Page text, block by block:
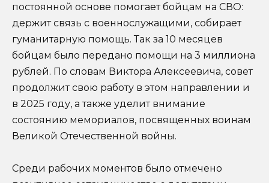
постоянной основе помогает бойцам на СВО:
держит связь с военнослужащими, собирает
гуманитарную помощь. Так за 10 месяцев
бойцам было передано помощи на 3 миллиона
рублей. По словам Виктора Алексеевича, совет
продолжит свою работу в этом направлении и
в 2025 году, а также уделит внимание
состоянию мемориалов, посвященных воинам
Великой Отечественной войны.
Среди рабочих моментов было отмечено